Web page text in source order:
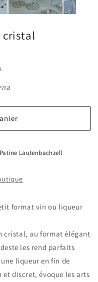
cristal
Lautenbachzell
format vin ou liqueur
cristal, au format élégant
les rend parfaits
liqueur en fin de
et discret, évoque les arts